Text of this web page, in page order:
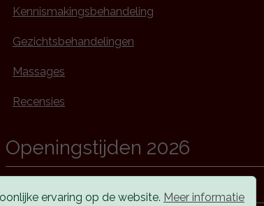
Kennismakingsbehandeling
Gezichtsbehandelingen
Massages
Recensies
Openingstijden 2026
ervaring op de website. Meer informatie